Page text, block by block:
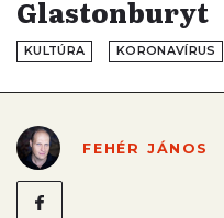
Glastonburyt
KULTÚRA KORONAVÍRUS
FEHÉR JÁNOS